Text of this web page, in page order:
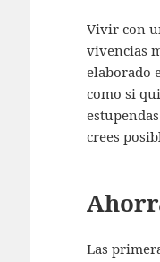
Vivir con
vivencias
elaborado
como si
crees
Las